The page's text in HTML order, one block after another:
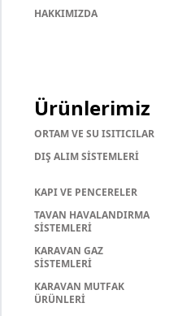
HAKKIMIZDA
Ürünlerimiz
ORTAM VE SU ISITICILAR
DIŞ ALIM SİSTEMLERİ
KAPI VE PENCERELER
TAVAN HAVALANDIRMA
SİSTEMLERİ
KARAVAN GAZ
SİSTEMLERİ
KARAVAN MUTFAK
ÜRÜNLERİ